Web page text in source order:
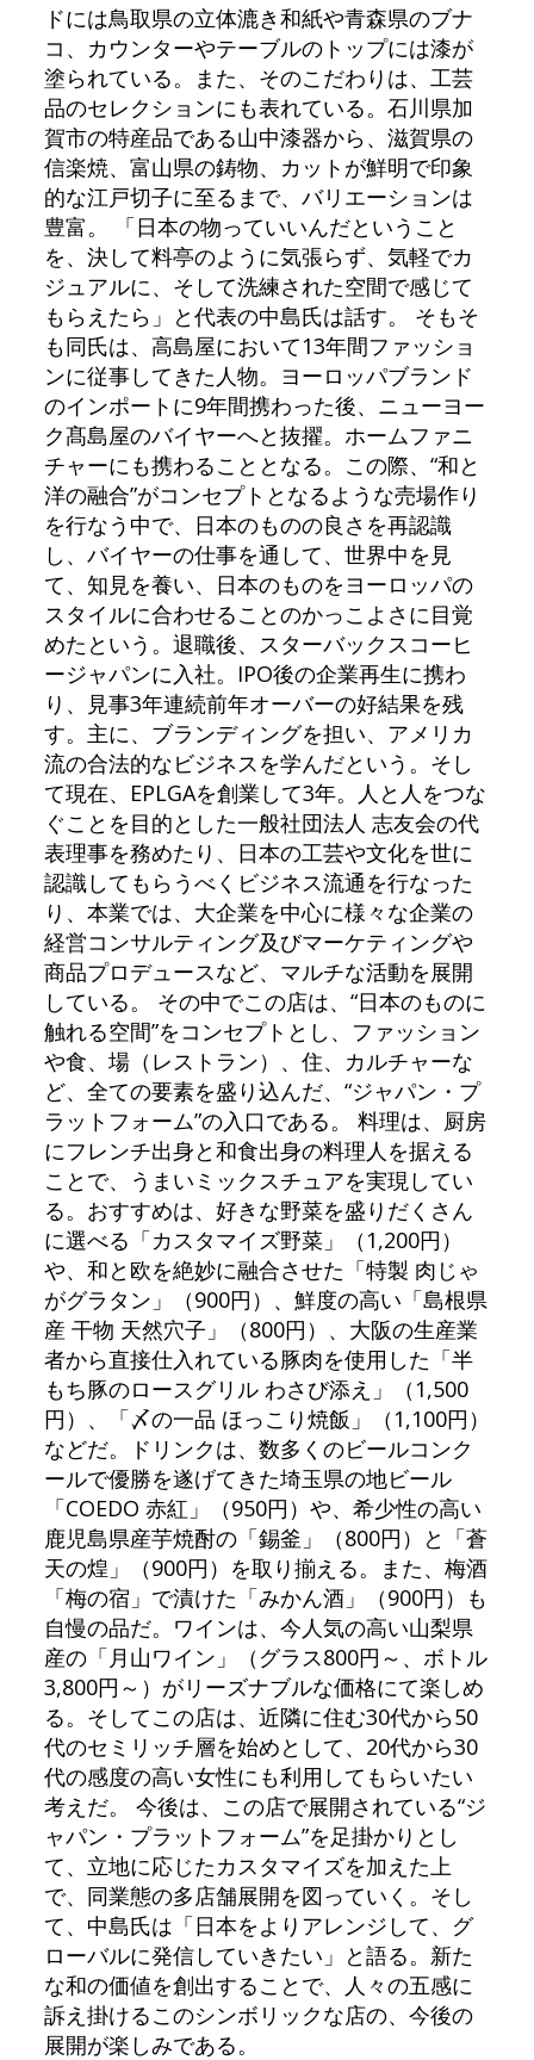
ドには鳥取県の立体漉き和紙や青森県のブナ
コ、カウンターやテーブルのトップには漆が
塗られている。また、そのこだわりは、工芸
品のセレクションにも表れている。石川県加
賀市の特産品である山中漆器から、滋賀県の
信楽焼、富山県の鋳物、カットが鮮明で印象
的な江戸切子に至るまで、バリエーションは
豊富。 「日本の物っていいんだということ
を、決して料亭のように気張らず、気軽でカ
ジュアルに、そして洗練された空間で感じて
もらえたら」と代表の中島氏は話す。 そもそ
も同氏は、高島屋において13年間ファッショ
ンに従事してきた人物。ヨーロッパブランド
のインポートに9年間携わった後、ニューヨー
ク髙島屋のバイヤーへと抜擢。ホームファニ
チャーにも携わることとなる。この際、“和と
洋の融合”がコンセプトとなるような売場作り
を行なう中で、日本のものの良さを再認識
し、バイヤーの仕事を通して、世界中を見
て、知見を養い、日本のものをヨーロッパの
スタイルに合わせることのかっこよさに目覚
めたという。退職後、スターバックスコーヒ
ージャパンに入社。IPO後の企業再生に携わ
り、見事3年連続前年オーバーの好結果を残
す。主に、ブランディングを担い、アメリカ
流の合法的なビジネスを学んだという。そし
て現在、EPLGAを創業して3年。人と人をつな
ぐことを目的とした一般社団法人 志友会の代
表理事を務めたり、日本の工芸や文化を世に
認識してもらうべくビジネス流通を行なった
り、本業では、大企業を中心に様々な企業の
経営コンサルティング及びマーケティングや
商品プロデュースなど、マルチな活動を展開
している。 その中でこの店は、“日本のものに
触れる空間”をコンセプトとし、ファッション
や食、場（レストラン）、住、カルチャーな
ど、全ての要素を盛り込んだ、“ジャパン・プ
ラットフォーム”の入口である。 料理は、厨房
にフレンチ出身と和食出身の料理人を据える
ことで、うまいミックスチュアを実現してい
る。おすすめは、好きな野菜を盛りだくさん
に選べる「カスタマイズ野菜」（1,200円）
や、和と欧を絶妙に融合させた「特製 肉じゃ
がグラタン」（900円）、鮮度の高い「島根県
産 干物 天然穴子」（800円）、大阪の生産業
者から直接仕入れている豚肉を使用した「半
もち豚のロースグリル わさび添え」（1,500
円）、「〆の一品 ほっこり焼飯」（1,100円）
などだ。ドリンクは、数多くのビールコンク
ールで優勝を遂げてきた埼玉県の地ビール
「COEDO 赤紅」（950円）や、希少性の高い
鹿児島県産芋焼酎の「錫釜」（800円）と「蒼
天の煌」（900円）を取り揃える。また、梅酒
「梅の宿」で漬けた「みかん酒」（900円）も
自慢の品だ。ワインは、今人気の高い山梨県
産の「月山ワイン」（グラス800円～、ボトル
3,800円～）がリーズナブルな価格にて楽しめ
る。そしてこの店は、近隣に住む30代から50
代のセミリッチ層を始めとして、20代から30
代の感度の高い女性にも利用してもらいたい
考えだ。 今後は、この店で展開されている“ジ
ャパン・プラットフォーム”を足掛かりとし
て、立地に応じたカスタマイズを加えた上
で、同業態の多店舗展開を図っていく。そし
て、中島氏は「日本をよりアレンジして、グ
ローバルに発信していきたい」と語る。新た
な和の価値を創出することで、人々の五感に
訴え掛けるこのシンボリックな店の、今後の
展開が楽しみである。